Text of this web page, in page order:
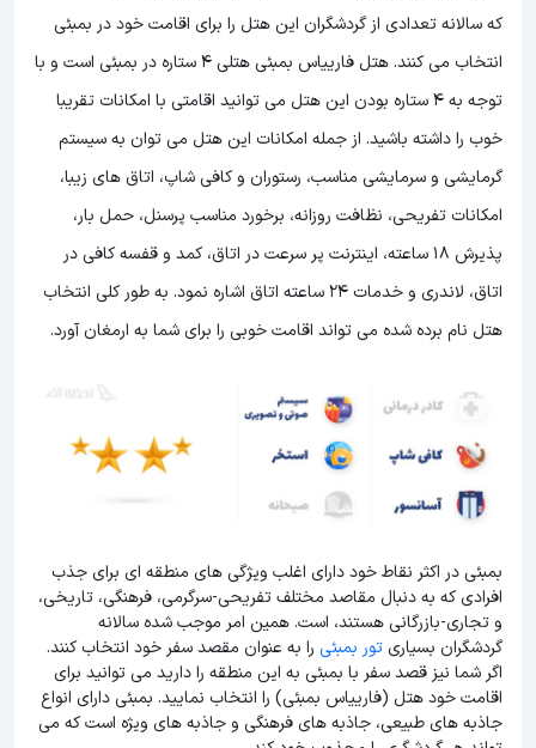
که سالانه تعدادی از گردشگران این هتل را برای اقامت خود در بمبئی
انتخاب می کنند. هتل فارییاس بمبئی هتلی 4 ستاره در بمبئی است و با
توجه به 4 ستاره بودن این هتل
می توانید اقامتی با امکانات تقریبا
خوب را داشته باشید. از جمله امکانات این هتل می توان به سیستم
گرمایشی و سرمایشی مناسب، رستوران و کافی شاپ، اتاق های زیبا،
امکانات تفریحی، نظافت روزانه، برخورد مناسب پرسنل، حمل بار،
پذیرش 18 ساعته، اینترنت پر سرعت در اتاق، کمد و قفسه کافی در
اتاق، لاندری و خدمات 24 ساعته اتاق اشاره نمود. به طور کلی انتخاب
هتل نام برده شده می تواند اقامت خوبی را برای شما به ارمغان آورد.
بمبئی در اکثر نقاط خود دارای اغلب ویژگی های منطقه ای برای جذب
افرادی که به دنبال مقاصد مختلف تفریحی-سرگرمی، فرهنگی، تاریخی،
و تجاری-بازرگانی هستند، است. همین امر موجب شده سالانه
گردشگران بسیاریتور بمبئی را به عنوان مقصد سفر خود انتخاب کنند.
اگر شما نیز قصد سفر با بمبئی به این منطقه را دارید می توانید برای
اقامت خود هتل (فارییاس بمبئی) را انتخاب نمایید. بمبئی دارای انواع
جاذبه های طبیعی، جاذبه های فرهنگی و جاذبه های ویژه است که می